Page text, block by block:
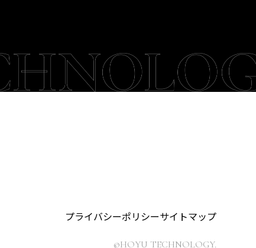
プライバシーポリシーサイトマップ
©HOYU TECHNOLOGY.